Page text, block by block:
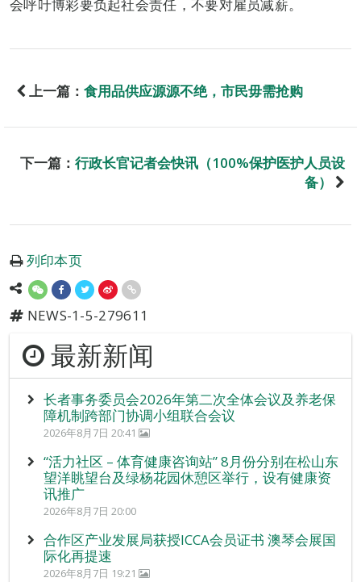
会呼吁博彩要负起社会责任，不要对雇员减薪。
上一篇： 食用品供应源源不绝，市民毋需抢购
下一篇： 行政长官记者会快讯（100%保护医护人员设
备）
列印本页
NEWS-1-5-279611
最新新闻
长者事务委员会2026年第二次全体会议及养老保
障机制跨部门协调小组联合会议
2026年8月7日 20:41
“活力社区 – 体育健康咨询站” 8月份分别在松山东
望洋眺望台及绿杨花园休憩区举行，设有健康资
讯推广
2026年8月7日 20:00
合作区产业发展局获授ICCA会员证书 澳琴会展国
际化再提速
2026年8月7日 19:21